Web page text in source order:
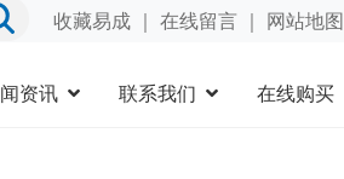
收藏易成｜ 在线留言｜ 网站地图
资讯 联系我们 在线购买